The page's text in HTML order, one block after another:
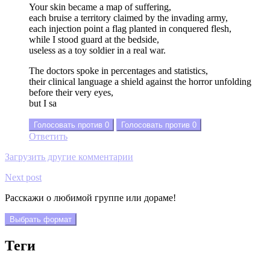
Your skin became a map of suffering,
each bruise a territory claimed by the invading army,
each injection point a flag planted in conquered flesh,
while I stood guard at the bedside,
useless as a toy soldier in a real war.
The doctors spoke in percentages and statistics,
their clinical language a shield against the horror unfolding
before their very eyes,
but I sa
Голосовать против 0 Голосовать против 0
Ответить
Загрузить другие комментарии
Next post
Расскажи о любимой группе или дораме!
Выбрать формат
Теги